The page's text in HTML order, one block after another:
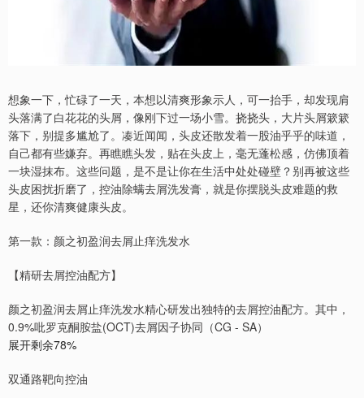
想象一下，忙碌了一天，本想以清爽形象示人，可一抬手，却发现肩
头落满了白花花的头屑，像刚下过一场小雪。挠挠头，大片头屑簌簌
落下，别提多尴尬了。凑近闻闻，头皮还散发着一股油乎乎的味道，
自己都有些嫌弃。再瞧瞧头发，贴在头皮上，毫无蓬松感，仿佛顶着
一块湿抹布。这些问题，是不是让你在生活中处处碰壁？别再被这些
头皮困扰折磨了，控油除螨去屑洗发膏，就是你摆脱头皮难题的救
星，还你清爽健康头皮。
第一款：颜之初盈润去屑止痒洗发水
【精研去屑控油配方】
颜之初盈润去屑止痒洗发水精心研发出独特的去屑控油配方。其中，
0.9%吡罗克酮胺盐(OCT)去屑因子协同（CG - SA）
展开剩余78%
双通路靶向控油